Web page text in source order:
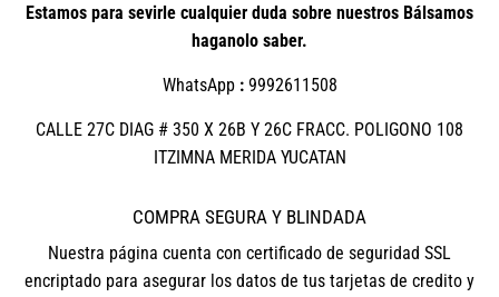
Estamos para sevirle cualquier duda sobre nuestros Bálsamos
haganolo saber.
WhatsApp : 9992611508
CALLE 27C DIAG # 350 X 26B Y 26C FRACC. POLIGONO 108
ITZIMNA MERIDA YUCATAN
COMPRA SEGURA Y BLINDADA
Nuestra página cuenta con certificado de seguridad SSL
encriptado para asegurar los datos de tus tarjetas de credito y